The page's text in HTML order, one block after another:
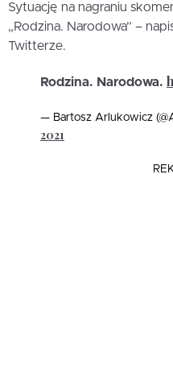
Sytuację na nagraniu
„Rodzina. Narodowa” –
Twitterze.
Rodzina. Narodowa.
— Bartosz Arlukowicz
2021